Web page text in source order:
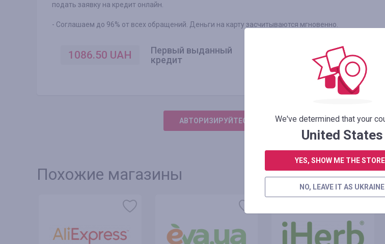
подать заявку на кредит онлайн.
- Соглашаем до 96% от всех обращений. Деньги на карту засчитываются мгновенно.
1086.50 UAH
Первый выданный
кредит
АВТОРИЗИРУЙТЕСЬ, ЧТОБЫ ОСТАВИТЬ ОТЗЫВ
Похожие магазины
We've determined that your
United States
YES, SHOW ME THE
NO, LEAVE IT AS UKRAINE